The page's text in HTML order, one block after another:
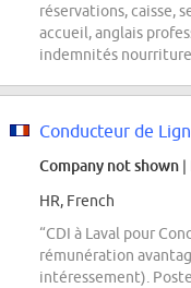
réservations, caisse,
accueil, anglais
indemnités
Conducteur de
Company not shown |
HR, French
“CDI à Laval pour
rémunération
intéressement).